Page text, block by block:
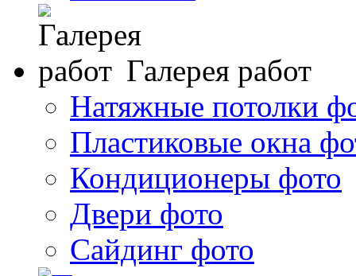
Галерея работ
Натяжные потолки
Пластиковые окна
Кондиционеры фото
Двери фото
Сайдинг фото